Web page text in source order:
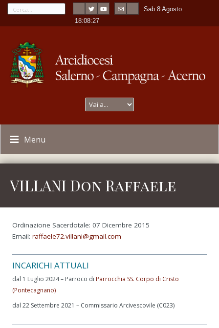
Sab 8 Agosto
18:08:27
Menu
VILLANI Don Raffaele
Ordinazione Sacerdotale: 07 Dicembre 2015
Email: raffaele72.villani@gmail.com
INCARICHI ATTUALI
dal 1 Luglio 2024 – Parroco di Parrocchia SS. Corpo di Cristo
(Pontecagnano)
dal 22 Settembre 2021 – Commissario Arcivescovile (C023)